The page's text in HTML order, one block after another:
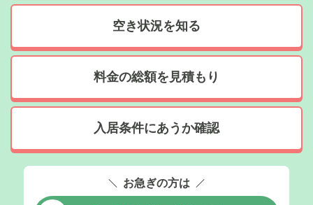
空き状況を知る
料金の総額を見積もり
入居条件にあうか確認
お急ぎの方は